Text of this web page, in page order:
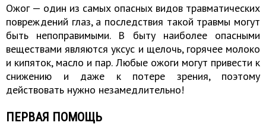
Ожог — один из самых опасных видов травматических
повреждений глаз, а последствия такой травмы могут
быть непоправимыми. В быту наиболее опасными
веществами являются уксус и щелочь, горячее молоко
и кипяток, масло и пар. Любые ожоги могут привести к
снижению и даже к потере зрения, поэтому
действовать нужно незамедлительно!
ПЕРВАЯ ПОМОЩЬ